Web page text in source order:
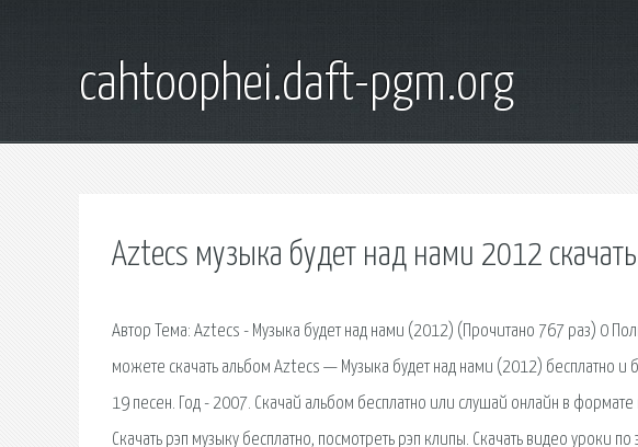
cahtoophei.daft-pgm.org
Aztecs музыка будет над нами 2012 скачать
Автор Тема: Aztecs - Музыка будет над нами (2012) (Прочитано 767 раз) 0
можете скачать альбом Aztecs — Музыка будет над нами (2012) бесплатно и
19 песен. Год - 2007. Скачай альбом бесплатно или слушай онлайн в
Скачать рэп музыку бесплатно, посмотреть рэп клипы. Скачать видео уроки